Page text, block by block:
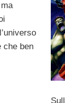
che ben